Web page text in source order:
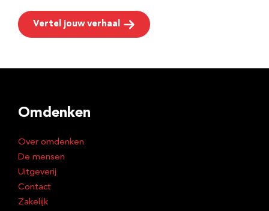
Vertel jouw verhaal
Omdenken
Over omdenken
De mensen
Uitgeverij
Contact
Zakelijk